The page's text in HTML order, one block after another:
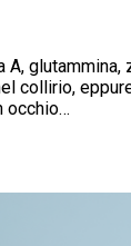
A, glutammina,
collirio,
occhio…